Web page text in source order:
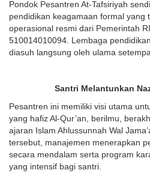
Pondok Pesantren At-Tafsiriyah
pendidikan keagamaan formal yang
operasional resmi dari Pemerintah
510014010094. Lembaga
diasuh langsung oleh ulama
Santri Melantunkan
Pesantren ini memiliki visi utama
yang hafiz Al-Qur’an, berilmu,
ajaran Islam Ahlussunnah Wal
tersebut, manajemen menerapkan
secara mendalam serta program
yang intensif bagi santri.